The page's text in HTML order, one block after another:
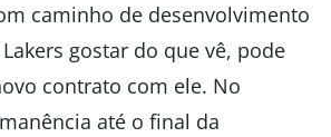
caminho de desenvolvimento
gostar do que vê, pode
contrato com ele. No
até o final da